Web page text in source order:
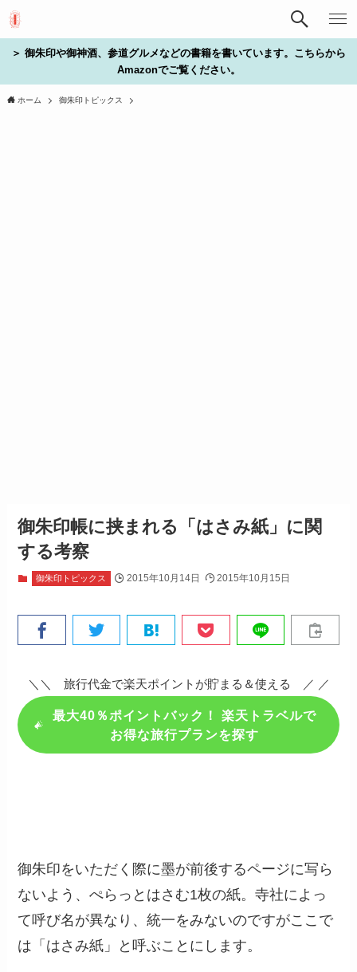
＞ 御朱印や御神酒、参道グルメなどの書籍を書いています。こちらから
Amazonでご覧ください。
ホーム 御朱印トピックス
御朱印帳に挟まれる「はさみ紙」に関
する考察
御朱印トピックス 2015年10月14日 2015年10月15日
＼＼ 旅行代金で楽天ポイントが貯まる＆使える ／ ／
最大40％ポイントバック！ 楽天トラベルで
お得な旅行プランを探す
御朱印をいただく際に墨が前後するページに写ら
ないよう、ぺらっとはさむ1枚の紙。寺社によっ
て呼び名が異なり、統一をみないのですがここで
は「はさみ紙」と呼ぶことにします。